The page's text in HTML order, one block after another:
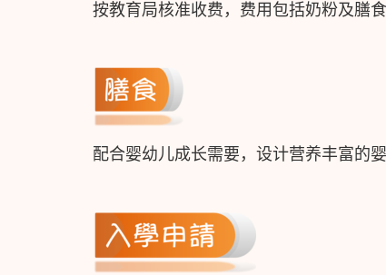
按教育局核准收费，费用包括奶粉及膳
配合婴幼儿成长需要，设计营养丰富的